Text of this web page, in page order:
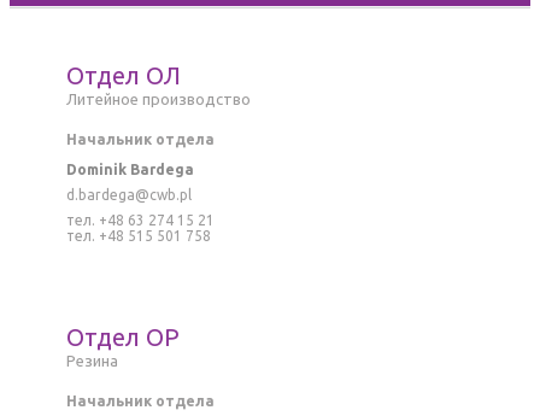
Отдел ОЛ
Литейное производство
Начальник отдела
Dominik Bardega
d.bardega@cwb.pl
тел. +48 63 274 15 21
тел. +48 515 501 758
Отдел ОР
Резина
Начальник отдела